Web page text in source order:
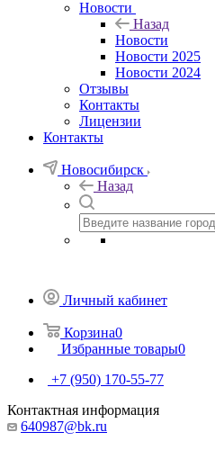
Новости
Назад
Новости
Новости 2025
Новости 2024
Отзывы
Контакты
Лицензии
Контакты
Новосибирск
Назад
Личный кабинет
Корзина0
Избранные товары0
+7 (950) 170-55-77
Контактная информация
640987@bk.ru